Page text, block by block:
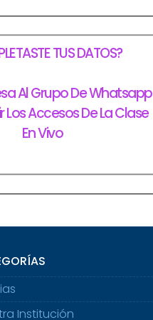
TUS DATOS?
Al Grupo De Whatsapp
Los Accesos De La Clase
En Vivo
Institución